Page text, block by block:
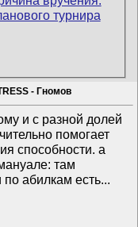
- Гномов
и с разной долей
помогает
способности. а
там
абилкам есть...